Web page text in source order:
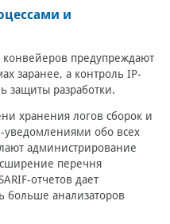
и
предупреждают
заранее, а контроль IP-
защиты разработки.
хранения логов сборок и
уведомлениями обо всех
администрирование
перечня
отчетов дает
больше анализаторов